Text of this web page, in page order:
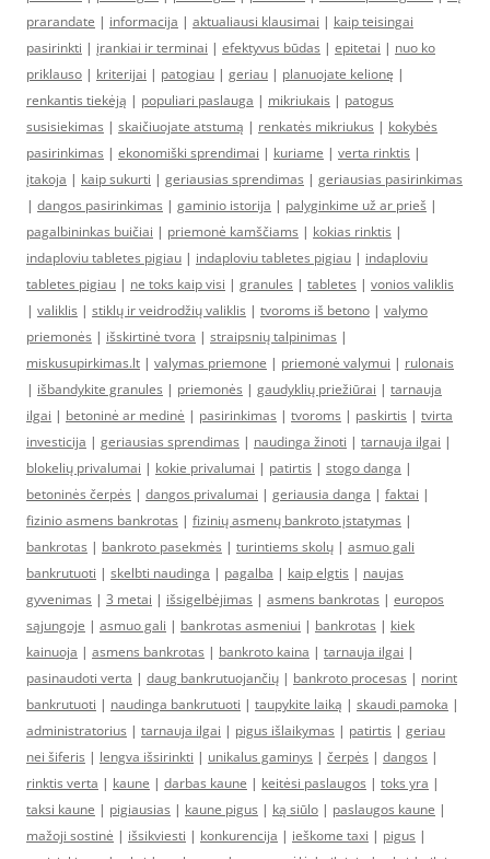
prarandate | informacija | aktualiausi klausimai | kaip teisingai
pasirinkti | įrankiai ir terminai | efektyvus būdas | epitetai | nuo ko
priklauso | kriterijai | patogiau | geriau | planuojate kelionę |
renkantis tiekėją | populiari paslauga | mikriukais | patogus
susisiekimas | skaičiuojate atstumą | renkatės mikriukus | kokybės
pasirinkimas | ekonomiški sprendimai | kuriame | verta rinktis |
įtakoja | kaip sukurti | geriausias sprendimas | geriausias pasirinkimas
| dangos pasirinkimas | gaminio istorija | palyginkime už ar prieš |
pagalbininkas buičiai | priemonė kamščiams | kokias rinktis |
indaploviu tabletes pigiau | indaploviu tabletes pigiau | indaploviu
tabletes pigiau | ne toks kaip visi | granules | tabletes | vonios valiklis
| valiklis | stiklų ir veidrodžių valiklis | tvoroms iš betono | valymo
priemonės | išskirtinė tvora | straipsnių talpinimas |
miskusupirkimas.lt | valymas priemone | priemonė valymui | rulonais
| išbandykite granules | priemonės | gaudyklių priežiūrai | tarnauja
ilgai | betoninė ar medinė | pasirinkimas | tvoroms | paskirtis | tvirta
investicija | geriausias sprendimas | naudinga žinoti | tarnauja ilgai |
blokelių privalumai | kokie privalumai | patirtis | stogo danga |
betoninės čerpės | dangos privalumai | geriausia danga | faktai |
fizinio asmens bankrotas | fizinių asmenų bankroto įstatymas |
bankrotas | bankroto pasekmės | turintiems skolų | asmuo gali
bankrutuoti | skelbti naudinga | pagalba | kaip elgtis | naujas
gyvenimas | 3 metai | išsigelbėjimas | asmens bankrotas | europos
sąjungoje | asmuo gali | bankrotas asmeniui | bankrotas | kiek
kainuoja | asmens bankrotas | bankroto kaina | tarnauja ilgai |
pasinaudoti verta | daug bankrutuojančių | bankroto procesas | norint
bankrutuoti | naudinga bankrutuoti | taupykite laiką | skaudi pamoka |
administratorius | tarnauja ilgai | pigus išlaikymas | patirtis | geriau
nei šiferis | lengva išsirinkti | unikalus gaminys | čerpės | dangos |
rinktis verta | kaune | darbas kaune | keitėsi paslaugos | toks yra |
taksi kaune | pigiausias | kaune pigus | ką siūlo | paslaugos kaune |
mažoji sostinė | išsikviesti | konkurencija | ieškome taxi | pigus |